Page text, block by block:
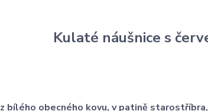
Kulaté náušnice s
z bílého obecného kovu, v patině starostříbra,